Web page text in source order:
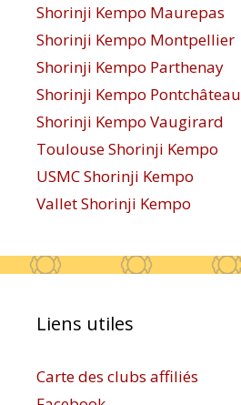
Shorinji Kempo Maurepas
Shorinji Kempo Montpellier
Shorinji Kempo Parthenay
Shorinji Kempo Pontchâteau
Shorinji Kempo Vaugirard
Toulouse Shorinji Kempo
USMC Shorinji Kempo
Vallet Shorinji Kempo
Liens utiles
Carte des clubs affiliés